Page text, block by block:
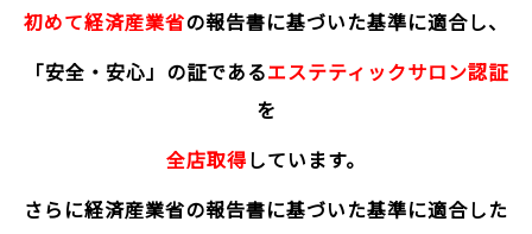
初めて経済産業省の報告書に基づいた基準に適合し、
「安全・安心」の証であるエステティックサロン認証
を
全店取得しています。
さらに経済産業省の報告書に基づいた基準に適合した